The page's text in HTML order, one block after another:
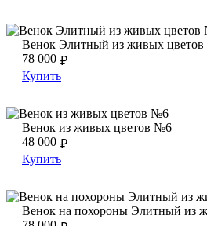
Венок Элитный из живых цветов
Венок Элитный из живых
Венок Элитный из живых
₽
78 000
Купить
Венок из живых цветов №6
Венок из живых цветов №6
Венок из живых цветов №6
₽
48 000
Купить
Венок на похороны Элитный из
Венок на похороны Элитный из
Венок на похороны Элитный из